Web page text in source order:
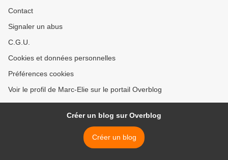
Contact
Signaler un abus
C.G.U.
Cookies et données personnelles
Préférences cookies
Voir le profil de Marc-Elie sur le portail Overblog
Créer un blog sur Overblog
Créer un blog